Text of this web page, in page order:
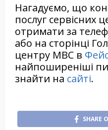
Нагадуємо, що
послуг сервісних
отримати за
або на сторінці
центру МВС в
найпоширеніші
знайти на сайті.
SHARE